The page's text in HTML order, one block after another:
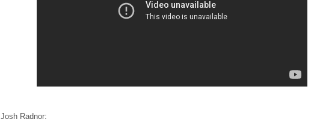
Josh Radnor: